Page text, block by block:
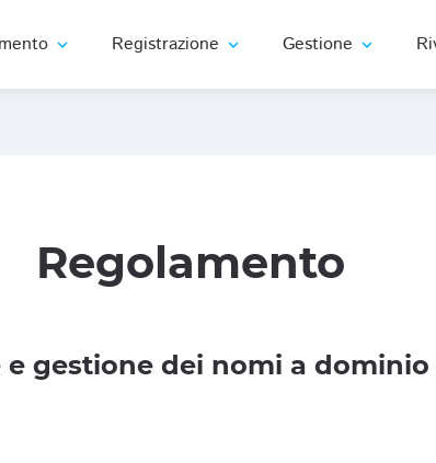
expand_more Registrazione expand_more Gestione expand_more
Regolamento
gestione dei nomi a dominio